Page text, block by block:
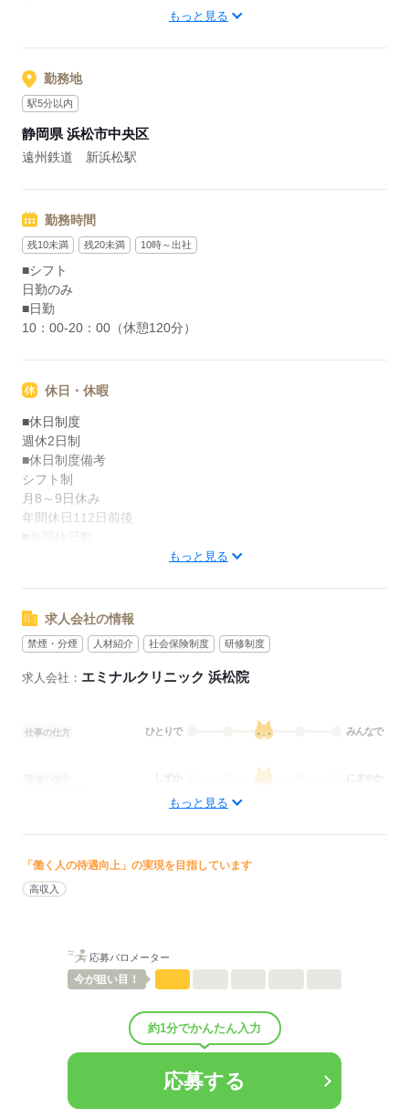
営業手当：17000円
※月給には上記手当を一律含みます
もっと見る
勤務地
駅5分以内
静岡県 浜松市中央区
遠州鉄道 新浜松駅
勤務時間
残10未満 残20未満 10時～出社
■シフト
日勤のみ
■日勤
10：00-20：00（休憩120分）
休日・休暇
■休日制度
週休2日制
■休日制度備考
シフト制
月8～9日休み
年間休日112日前後
もっと見る
求人会社の情報
禁煙・分煙 人材紹介 社会保険制度 研修制度
求人会社： エミナルクリニック 浜松院
仕事の仕方 ひとりで みんなで
にぎやか
■賞与備考：なし
■試用期間：6ヶ月
■試用期間の待遇変更有無：有
■試用期間あり：6ヶ月（月給34万円）
※試用期間中は有期雇用契約
※習熟度に応じる
・職員割引：脱毛・美容施術・化粧品・美容グッズ 最大90％OFF
・社員旅行：国内リゾート♪（例：沖縄旅行）
・ネイル・まつエクOK！※規定あり
・定期健康診断
もっと見る
「働く人の待遇向上」の実現を目指しています
高収入
応募バロメーター
今が狙い目！
約1分でかんたん入力
応募する